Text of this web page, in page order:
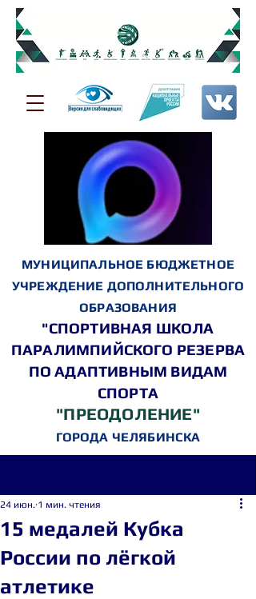
МУНИЦИПАЛЬНОЕ БЮДЖЕТНОЕ
УЧРЕЖДЕНИЕ ДОПОЛНИТЕЛЬНОГО
ОБРАЗОВАНИЯ
"СПОРТИВНАЯ ШКОЛА
ПАРАЛИМПИЙСКОГО РЕЗЕРВА
ПО АДАПТИВНЫМ ВИДАМ
СПОРТА
"ПРЕОДОЛЕНИЕ"
ГОРОДА ЧЕЛЯБИНСКА
15 медалей Кубка
России по лёгкой
атлетике
24 июн. 1 мин. чтения